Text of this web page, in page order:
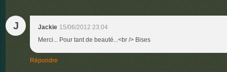
J Jackie 15/06/2012 23:04
Merci... Pour tant de beauté...<br /> Bises
Répondre